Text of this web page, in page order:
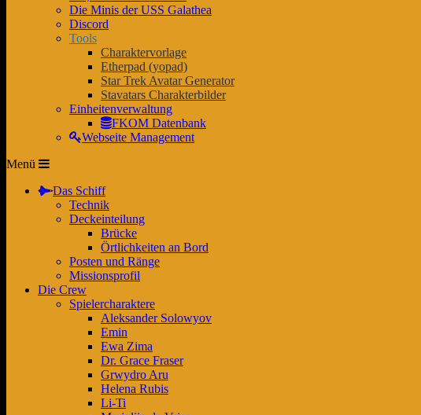
Die Minis der USS Galathea
Discord
Tools
Charaktervorlage
Etherpad (yopad)
Star Trek Avatar Generator
Stavatars Charakterbilder
Einheitenverwaltung
FKOM Datenbank
Webseite Management
Menü
Das Schiff
Technik
Deckeinteilung
Brücke
Örtlichkeiten an Bord
Posten und Ränge
Missionsprofil
Die Crew
Spielercharaktere
Aleksander Solowyov
Emin
Ewa Zima
Dr. Grace Fraser
Grwydro Aru
Helena Rubis
Li-Ti